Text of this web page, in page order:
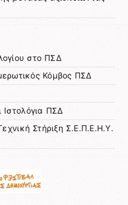
στο ΠΣΔ
Κόμβος ΠΣΔ
Ιστολόγια ΠΣΔ
Στήριξη Σ.Ε.Π.Ε.Η.Υ.